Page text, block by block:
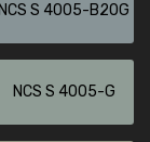
NCS S 4005-B20G
NCS S 4005-G